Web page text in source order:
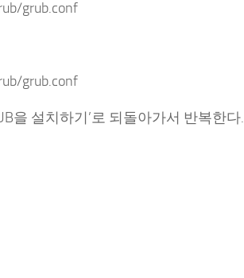
grub.conf
grub.conf
을 설치하기’로 되돌아가서 반복한다.